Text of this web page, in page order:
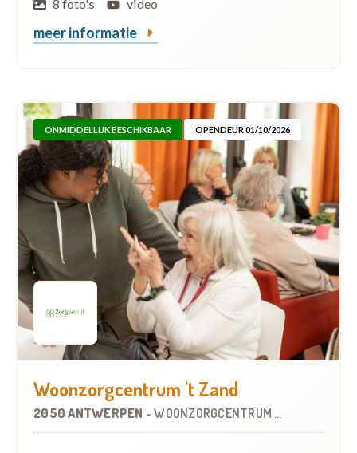
8 foto's
video
meer informatie
ONMIDDELLIJK BESCHIKBAAR OPENDEUR 01/10/2026
Woonzorgcentrum 't Zand
2050 ANTWERPEN -WOONZORGCENTRUM (WZC)